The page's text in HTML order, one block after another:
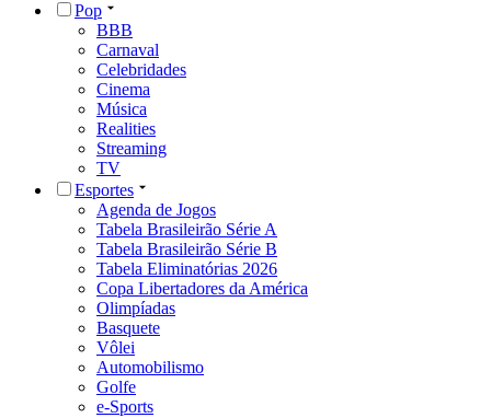
Pop
BBB
Carnaval
Celebridades
Cinema
Música
Realities
Streaming
TV
Esportes
Agenda de Jogos
Tabela Brasileirão Série A
Tabela Brasileirão Série B
Tabela Eliminatórias 2026
Copa Libertadores da América
Olimpíadas
Basquete
Vôlei
Automobilismo
Golfe
e-Sports